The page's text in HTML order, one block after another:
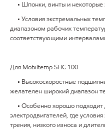
• Шпонки, винты и некоторые
• Условия экстремальных
диапазоном рабочих
соответствующими
Для Mobiltemp SHC 100
• Высокоскоростные
желателен широкий диапазон
• Особенно хорошо подходит
электродвигателей, где
трения, низкого износа и